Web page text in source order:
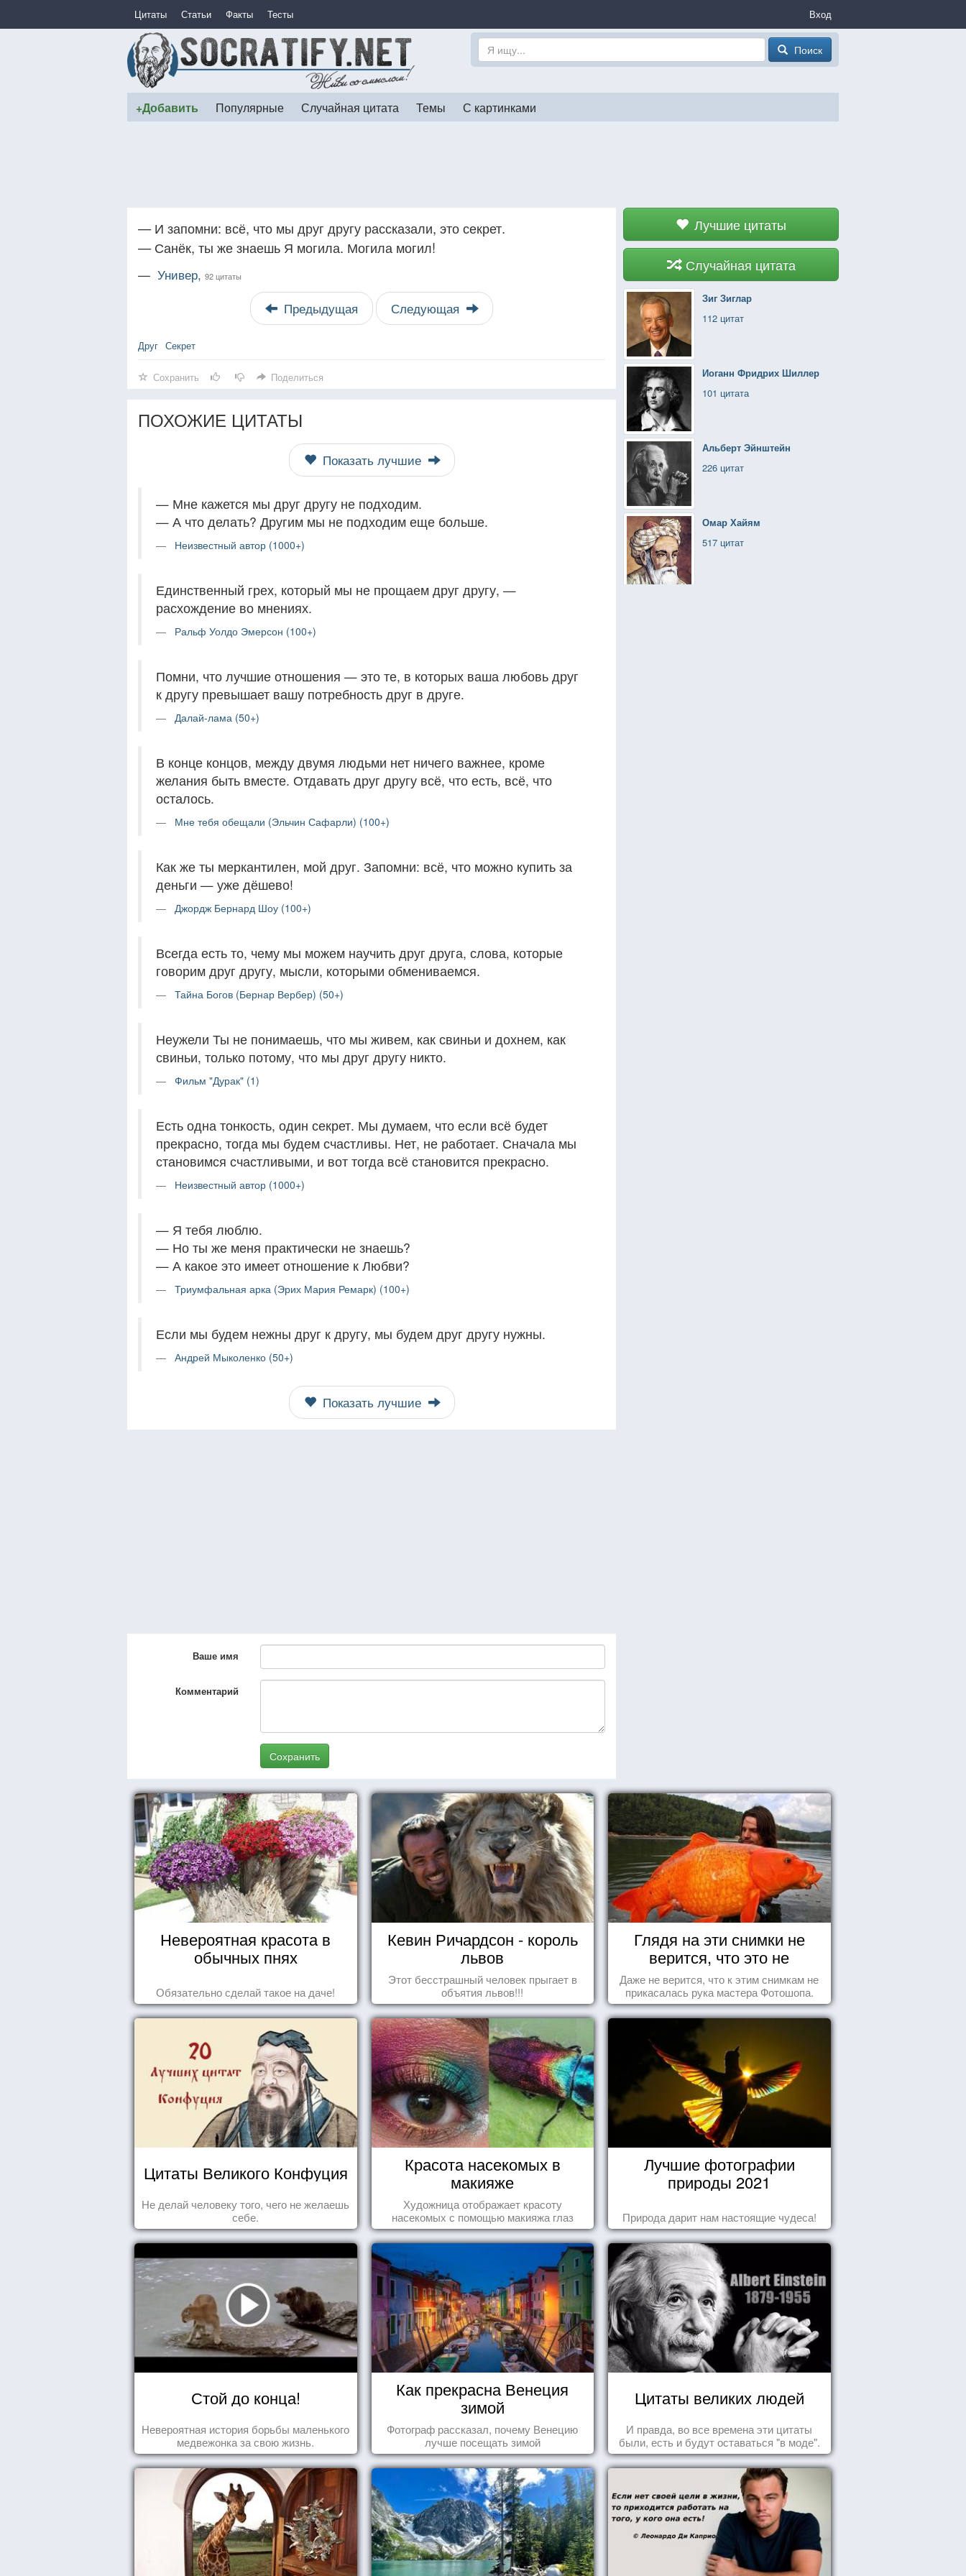
Цитаты Статьи Факты Тесты Вход
Поиск
+Добавить Популярные Случайная цитата Темы С картинками
Лучшие цитаты
Случайная цитата
Зиг Зиглар
112 цитат
Иоганн Фридрих Шиллер
101 цитата
Альберт Эйнштейн
226 цитат
Омар Хайям
517 цитат
— И запомни: всё, что мы друг другу рассказали, это секрет.
— Санёк, ты же знаешь Я могила. Могила могил!
— Универ, 92 цитаты
Предыдущая Следующая
Друг Секрет
Сохранить Поделиться
ПОХОЖИЕ ЦИТАТЫ
Показать лучшие
— Мне кажется мы друг другу не подходим.
— А что делать? Другим мы не подходим еще больше.
Неизвестный автор (1000+)
Единственный грех, который мы не прощаем друг другу, —
расхождение во мнениях.
Ральф Уолдо Эмерсон (100+)
Помни, что лучшие отношения — это те, в которых ваша любовь друг
к другу превышает вашу потребность друг в друге.
Далай-лама (50+)
В конце концов, между двумя людьми нет ничего важнее, кроме
желания быть вместе. Отдавать друг другу всё, что есть, всё, что
осталось.
Мне тебя обещали (Эльчин Сафарли) (100+)
Как же ты меркантилен, мой друг. Запомни: всё, что можно купить за
деньги — уже дёшево!
Джордж Бернард Шоу (100+)
Всегда есть то, чему мы можем научить друг друга, слова, которые
говорим друг другу, мысли, которыми обмениваемся.
Тайна Богов (Бернар Вербер) (50+)
Неужели Ты не понимаешь, что мы живем, как свиньи и дохнем, как
свиньи, только потому, что мы друг другу никто.
Фильм "Дурак" (1)
Есть одна тонкость, один секрет. Мы думаем, что если всё будет
прекрасно, тогда мы будем счастливы. Нет, не работает. Сначала мы
становимся счастливыми, и вот тогда всё становится прекрасно.
Неизвестный автор (1000+)
— Я тебя люблю.
— Но ты же меня практически не знаешь?
— А какое это имеет отношение к Любви?
Триумфальная арка (Эрих Мария Ремарк) (100+)
Если мы будем нежны друг к другу, мы будем друг другу нужны.
Андрей Мыколенко (50+)
Показать лучшие
Ваше имя
Комментарий
Сохранить
Невероятная красота в
обычных пнях
Обязательно сделай такое на даче!
Кевин Ричардсон - король
львов
Этот бесстрашный человек прыгает в
объятия львов!!!
Глядя на эти снимки не
верится, что это не
Фотошоп!
Даже не верится, что к этим снимкам не
прикасалась рука мастера Фотошопа.
Цитаты Великого Конфуция
Не делай человеку того, чего не желаешь
себе.
Красота насекомых в
макияже
Художница отображает красоту
насекомых с помощью макияжа глаз
Лучшие фотографии
природы 2021
Природа дарит нам настоящие чудеса!
Стой до конца!
Невероятная история борьбы маленького
медвежонка за свою жизнь.
Как прекрасна Венеция
зимой
Фотограф рассказал, почему Венецию
лучше посещать зимой
Цитаты великих людей
И правда, во все времена эти цитаты
были, есть и будут оставаться "в моде".